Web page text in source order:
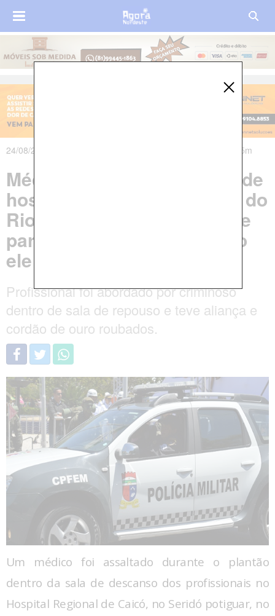
24/08/2023 às 03h59m - Atualizado em 24/08/2023 às 07h15m
Médico é assaltado dentro de
hospital público no interior do
Rio Grande do Norte: 'Disse
para eu ficar calado, se não
ele me matava'
Profissional foi abordado por criminoso
dentro de sala de repouso e teve aliança e
cordão de ouro roubados.
Um médico foi assaltado durante o plantão
dentro da sala de descanso dos profissionais no
Hospital Regional de Caicó, no Seridó potiguar, no